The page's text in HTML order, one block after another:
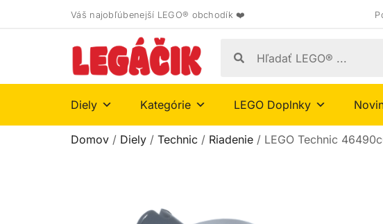
Váš najobľúbenejší LEGO® obchodík ❤️
Diely Kategórie LEGO Doplnky
Domov / Diely / Technic / Riadenie / LEGO Technic